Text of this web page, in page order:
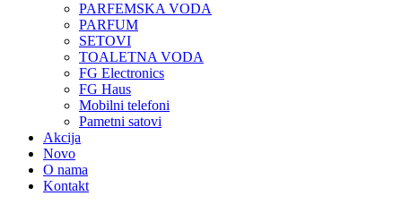
PARFEMSKA VODA
PARFUM
SETOVI
TOALETNA VODA
FG Electronics
FG Haus
Mobilni telefoni
Pametni satovi
Akcija
Novo
O nama
Kontakt